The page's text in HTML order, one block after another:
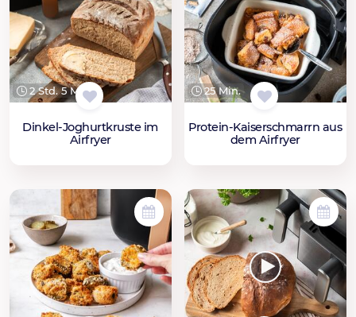
2 Std. 5 Min.
Dinkel-Joghurtkruste im
Airfryer
25 Min.
Protein-Kaiserschmarrn aus
dem Airfryer